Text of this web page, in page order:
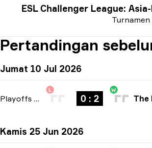
Turnamen
ESL Challenger League:
Pertandingan
Jumat 10 Jul 2026
Playoffs
L
0 : 2
W
Kamis 25 Jun 2026